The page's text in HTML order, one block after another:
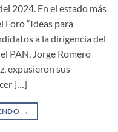
2024. En el estado más
Foro “Ideas para
a la dirigencia del
PAN, Jorge Romero
expusieron sus
[…]
→